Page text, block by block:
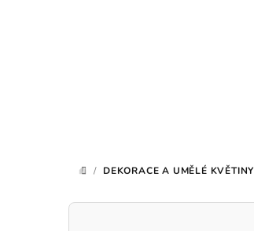
DOMŮ
/ DEKORACE A UMĚLÉ KVĚTINY
P